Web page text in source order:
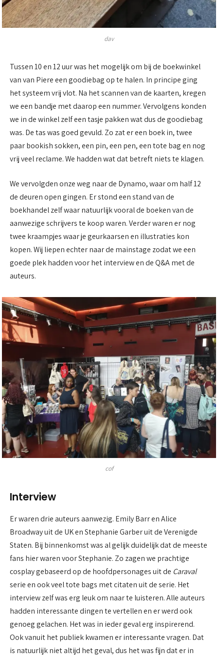
dav
Tussen 10 en 12 uur was het mogelijk om bij de boekwinkel
van van Piere een goodiebag op te halen. In principe ging
het systeem vrij vlot. Na het scannen van de kaarten, kregen
we een bandje met daarop een nummer. Vervolgens konden
we in de winkel zelf een tasje pakken wat dus de goodiebag
was. De tas was goed gevuld. Zo zat er een boek in, twee
paar bookish sokken, een pin, een pen, een tote bag en nog
vrij veel reclame. We hadden wat dat betreft niets te klagen.
We vervolgden onze weg naar de Dynamo, waar om half 12
de deuren open gingen. Er stond een stand van de
boekhandel zelf waar natuurlijk vooral de boeken van de
aanwezige schrijvers te koop waren. Verder waren er nog
twee kraampjes waar je geurkaarsen en illustraties kon
kopen. Wij liepen echter naar de mainstage zodat we een
goede plek hadden voor het interview en de Q&A met de
auteurs.
cof
Interview
Er waren drie auteurs aanwezig. Emily Barr en Alice
Broadway uit de UK en Stephanie Garber uit de Verenigde
Staten. Bij binnenkomst was al gelijk duidelijk dat de meeste
fans hier waren voor Stephanie. Zo zagen we prachtige
cosplay gebaseerd op de hoofdpersonages uit de Caraval
serie en ook veel tote bags met citaten uit de serie. Het
interview zelf was erg leuk om naar te luisteren. Alle auteurs
hadden interessante dingen te vertellen en er werd ook
genoeg gelachen. Het was in ieder geval erg inspirerend.
Ook vanuit het publiek kwamen er interessante vragen. Dat
is natuurlijk niet altijd het geval, dus het was fijn dat er in